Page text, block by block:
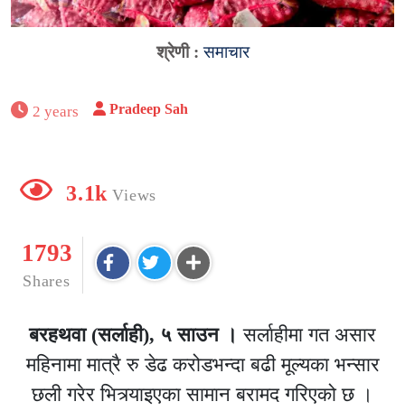
श्रेणी :समाचार
2 years Pradeep Sah
3.1k Views
1793
Shares
बरहथवा (सर्लाही), ५ साउन । सर्लाहीमा गत असार
महिनामा मात्रै रु डेढ करोडभन्दा बढी मूल्यका भन्सार
छली गरेर भित्र्याइएका सामान बरामद गरिएको छ ।